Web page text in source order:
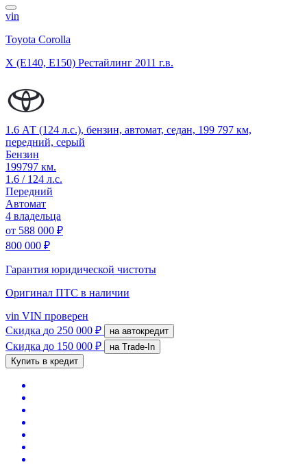
vin
Toyota Corolla
X (E140, E150) Рестайлинг 2011 г.в.
1.6 АТ (124 л.с.), бензин, автомат, седан, 199 797 км,
передний, серый
Бензин
199797 км.
1.6 / 124 л.с.
Передний
Автомат
4 владельца
от 588 000 ₽
800 000 ₽
Гарантия юридической чистоты
Оригинал ПТС в наличии
vin VIN проверен
Скидка до 250 000 ₽ на автокредит
Скидка до 150 000 ₽
на Trade-In
Купить в кредит